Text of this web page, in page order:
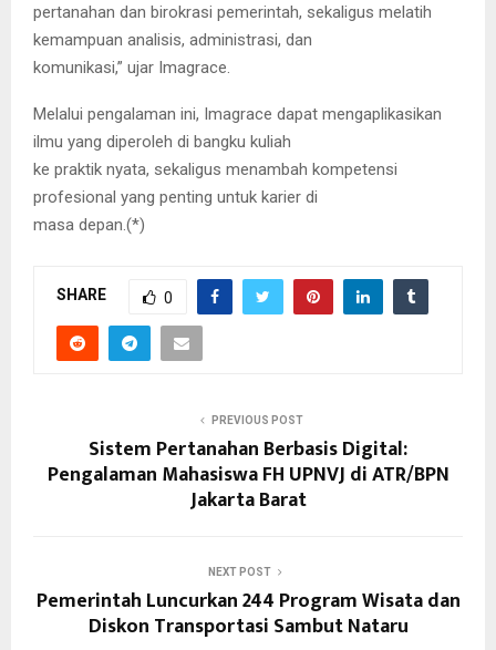
pertanahan dan birokrasi pemerintah, sekaligus melatih
kemampuan analisis, administrasi, dan
komunikasi,” ujar Imagrace.
Melalui pengalaman ini, Imagrace dapat mengaplikasikan
ilmu yang diperoleh di bangku kuliah
ke praktik nyata, sekaligus menambah kompetensi
profesional yang penting untuk karier di
masa depan.(*)
SHARE 0
PREVIOUS POST
Sistem Pertanahan Berbasis Digital:
Pengalaman Mahasiswa FH UPNVJ di ATR/BPN
Jakarta Barat
NEXT POST
Pemerintah Luncurkan 244 Program Wisata dan
Diskon Transportasi Sambut Nataru